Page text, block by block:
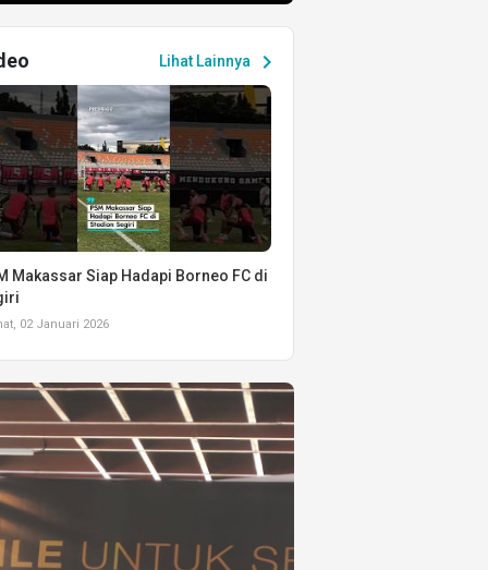
Lihat Lainnya chevron_right
Makassar Siap Hadapi Borneo FC di
02 Januari 2026